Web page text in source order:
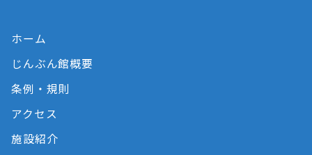
ホーム
じんぶん館概要
条例・規則
アクセス
施設紹介